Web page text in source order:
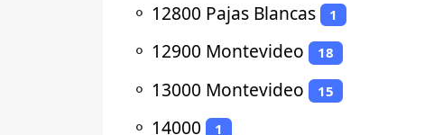
⚬ 12800 Pajas Blancas 1
⚬ 12900 Montevideo 18
⚬ 13000 Montevideo 15
⚬ 14000 1